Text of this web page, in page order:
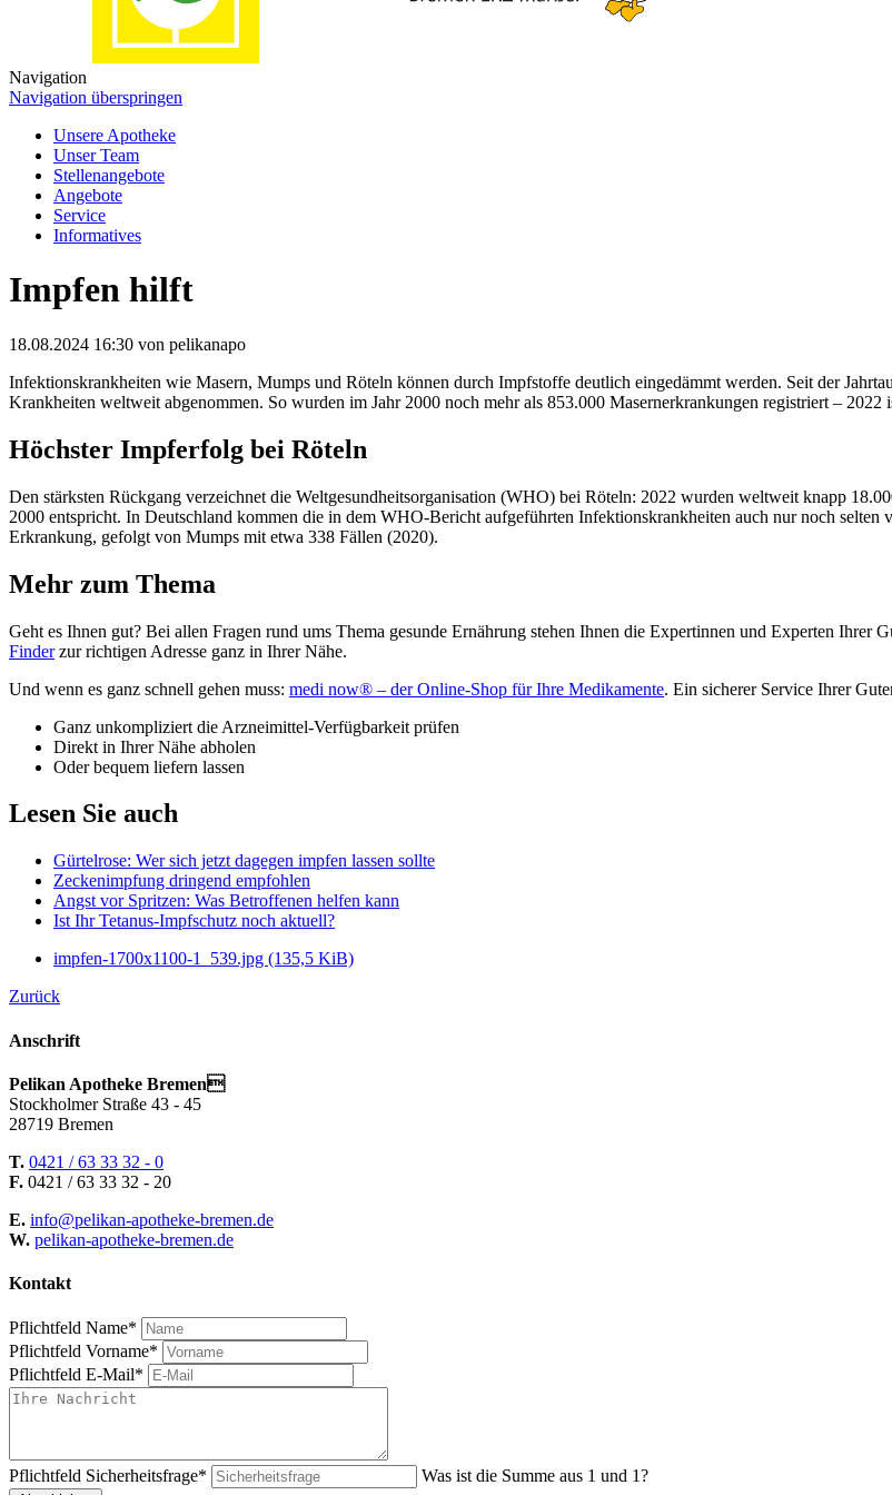
Navigation
Navigation überspringen
Unsere Apotheke
Unser Team
Stellenangebote
Angebote
Service
Informatives
Impfen hilft
18.08.2024 16:30 von pelikanapo
Infektionskrankheiten wie Masern, Mumps und Röteln können durch Impfstoffe deutlich eingedämmt werden. Seit der
Krankheiten weltweit abgenommen. So wurden im Jahr 2000 noch mehr als 853.000 Masernerkrankungen registriert –
Höchster Impferfolg bei Röteln
Den stärksten Rückgang verzeichnet die Weltgesundheitsorganisation (WHO) bei Röteln: 2022 wurden weltweit knapp
2000 entspricht. In Deutschland kommen die in dem WHO-Bericht aufgeführten Infektionskrankheiten auch nur noch
Erkrankung, gefolgt von Mumps mit etwa 338 Fällen (2020).
Mehr zum Thema
Geht es Ihnen gut? Bei allen Fragen rund ums Thema gesunde Ernährung stehen Ihnen die Expertinnen und Experten Ihrer
Finderzur richtigen Adresse ganz in Ihrer Nähe.
Und wenn es ganz schnell gehen muss: medi now® – der Online-Shop für Ihre Medikamente. Ein sicherer Service Ihrer
Ganz unkompliziert die Arzneimittel-Verfügbarkeit prüfen
Direkt in Ihrer Nähe abholen
Oder bequem liefern lassen
Lesen Sie auch
Gürtelrose: Wer sich jetzt dagegen impfen lassen sollte
Zeckenimpfung dringend empfohlen
Angst vor Spritzen: Was Betroffenen helfen kann
Ist Ihr Tetanus-Impfschutz noch aktuell?
impfen-1700x1100-1_539.jpg (135,5 KiB)
Zurück
Anschrift
Pelikan Apotheke Bremen
Stockholmer Straße 43 - 45
28719 Bremen
T. 0421 / 63 33 32 - 0
F. 0421 / 63 33 32 - 20
E. info@pelikan-apotheke-bremen.de
W. pelikan-apotheke-bremen.de
Kontakt
Pflichtfeld Name*
Pflichtfeld Vorname*
Pflichtfeld E-Mail*
Pflichtfeld Sicherheitsfrage* Was ist die Summe aus 1 und 1?